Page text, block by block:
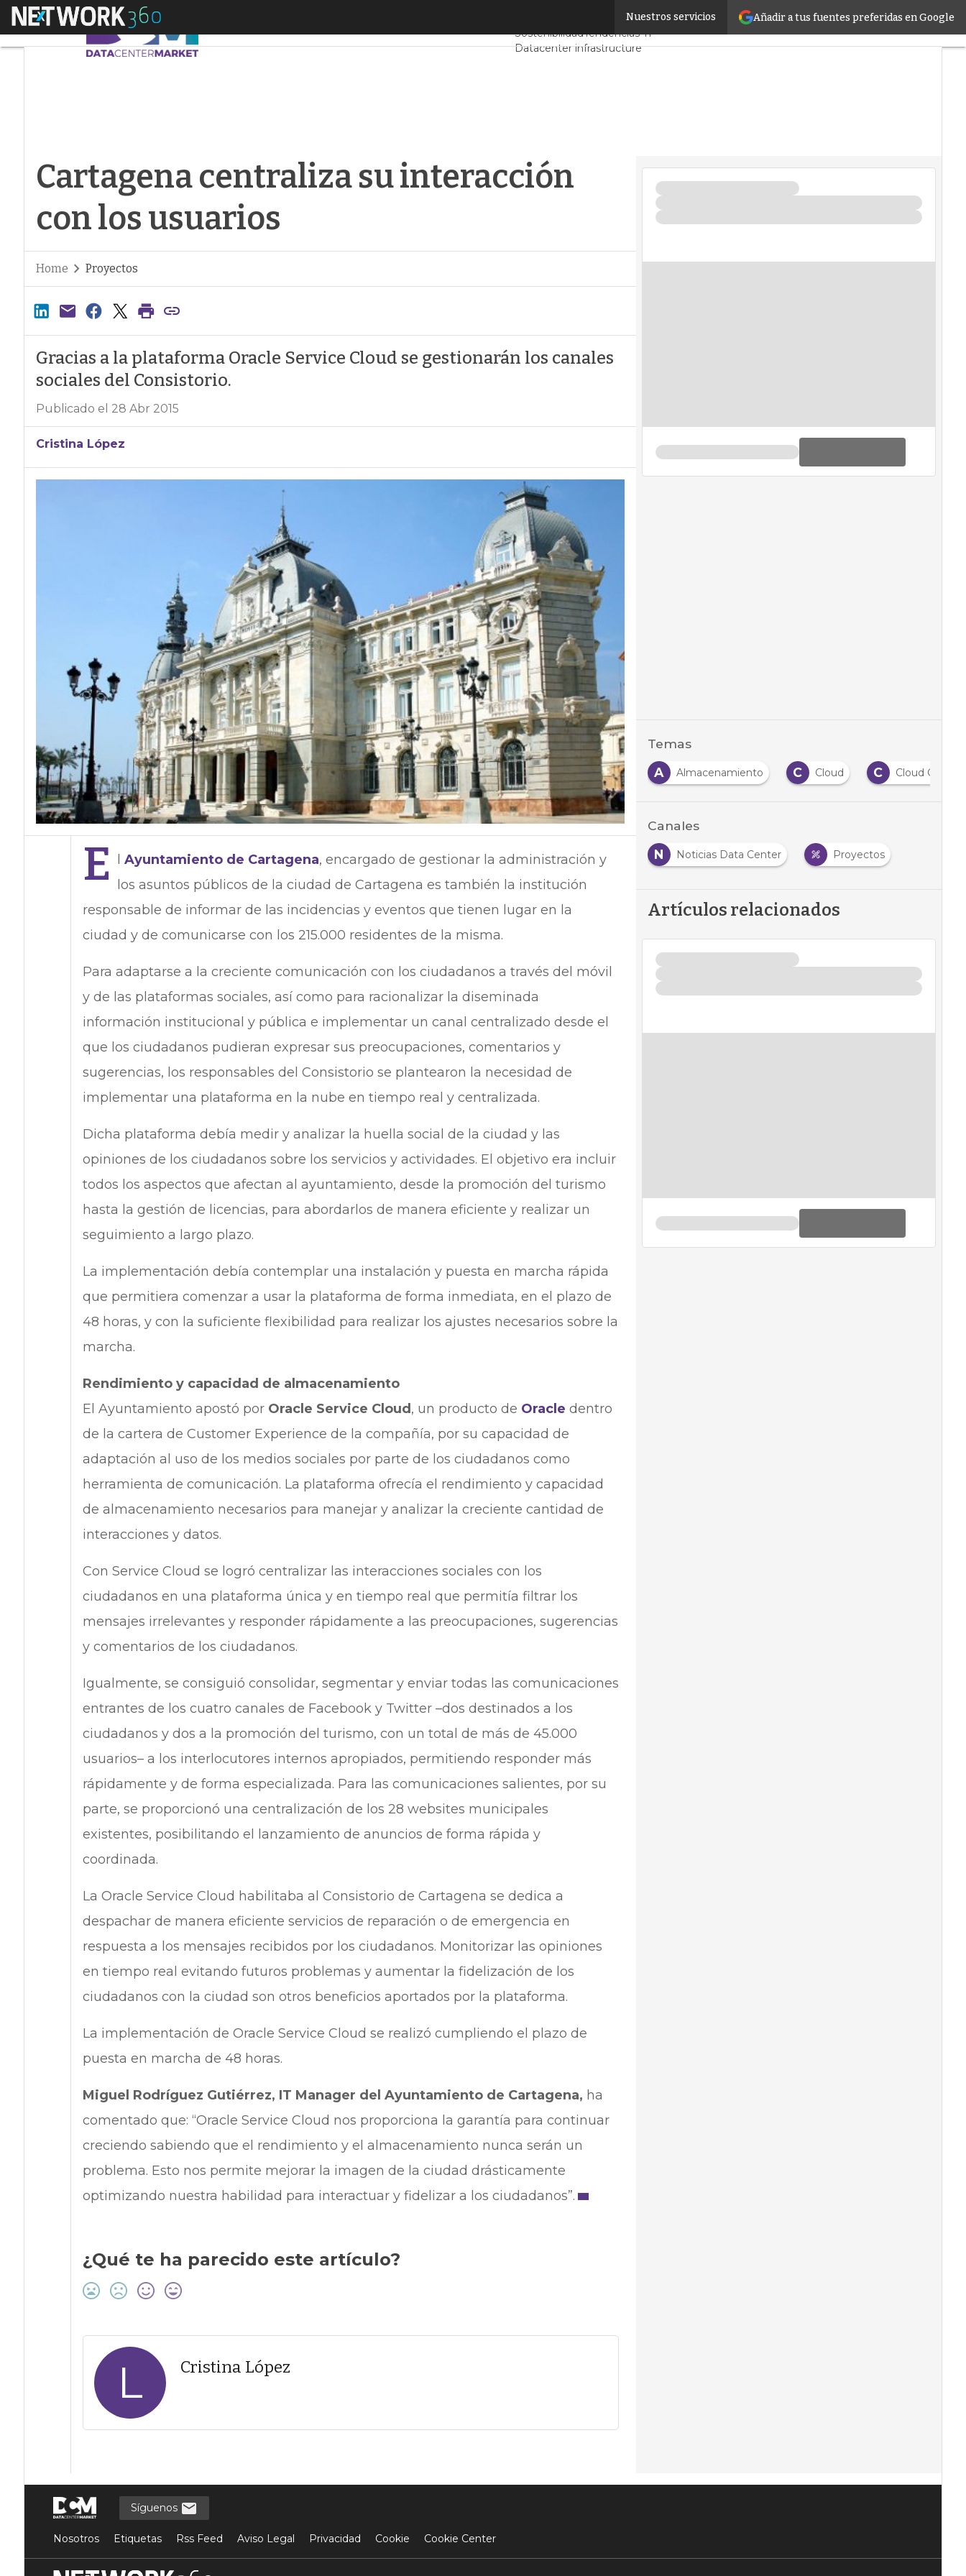
Añadir a tus fuentes preferidas en Google
Nuestros servicios
Menú Servidores CPD y MercadoProyectos
SostenibilidadTendencias TI
Datacenter infrastructure
Cartagena centraliza su interacción
con los usuarios
Home Proyectos
Gracias a la plataforma Oracle Service Cloud se gestionarán los canales
sociales del Consistorio.
Publicado el 28 Abr 2015
Cristina López
E Ayuntamiento de Cartagena, encargado de gestionar la administración y
los asuntos públicos de la ciudad de Cartagena es también la institución
responsable de informar de las incidencias y eventos que tienen lugar en la
ciudad y de comunicarse con los 215.000 residentes de la misma.
Para adaptarse a la creciente comunicación con los ciudadanos a través del móvil
y de las plataformas sociales, así como para racionalizar la diseminada
información institucional y pública e implementar un canal centralizado desde el
que los ciudadanos pudieran expresar sus preocupaciones, comentarios y
sugerencias, los responsables del Consistorio se plantearon la necesidad de
implementar una plataforma en la nube en tiempo real y centralizada.
Dicha plataforma debía medir y analizar la huella social de la ciudad y las
opiniones de los ciudadanos sobre los servicios y actividades. El objetivo era incluir
todos los aspectos que afectan al ayuntamiento, desde la promoción del turismo
hasta la gestión de licencias, para abordarlos de manera eficiente y realizar un
seguimiento a largo plazo.
La implementación debía contemplar una instalación y puesta en marcha rápida
que permitiera comenzar a usar la plataforma de forma inmediata, en el plazo de
48 horas, y con la suficiente flexibilidad para realizar los ajustes necesarios sobre la
marcha.
Rendimiento y capacidad de almacenamiento
El Ayuntamiento apostó por Oracle Service Cloud , un producto de Oracle dentro
de la cartera de Customer Experience de la compañía, por su capacidad de
adaptación al uso de los medios sociales por parte de los ciudadanos como
herramienta de comunicación. La plataforma ofrecía el rendimiento y capacidad
de almacenamiento necesarios para manejar y analizar la creciente cantidad de
interacciones y datos.
Con Service Cloud se logró centralizar las interacciones sociales con los
ciudadanos en una plataforma única y en tiempo real que permitía filtrar los
mensajes irrelevantes y responder rápidamente a las preocupaciones, sugerencias
y comentarios de los ciudadanos.
Igualmente, se consiguió consolidar, segmentar y enviar todas las comunicaciones
entrantes de los cuatro canales de Facebook y Twitter –dos destinados a los
ciudadanos y dos a la promoción del turismo, con un total de más de 45.000
usuarios– a los interlocutores internos apropiados, permitiendo responder más
rápidamente y de forma especializada. Para las comunicaciones salientes, por su
parte, se proporcionó una centralización de los 28 websites municipales
existentes, posibilitando el lanzamiento de anuncios de forma rápida y
coordinada.
La Oracle Service Cloud habilitaba al Consistorio de Cartagena se dedica a
despachar de manera eficiente servicios de reparación o de emergencia en
respuesta a los mensajes recibidos por los ciudadanos. Monitorizar las opiniones
en tiempo real evitando futuros problemas y aumentar la fidelización de los
ciudadanos con la ciudad son otros beneficios aportados por la plataforma.
La implementación de Oracle Service Cloud se realizó cumpliendo el plazo de
puesta en marcha de 48 horas.
Miguel Rodríguez Gutiérrez, IT Manager del Ayuntamiento de Cartagena, ha
comentado que: “Oracle Service Cloud nos proporciona la garantía para continuar
creciendo sabiendo que el rendimiento y el almacenamiento nunca serán un
problema. Esto nos permite mejorar la imagen de la ciudad drásticamente
optimizando nuestra habilidad para interactuar y fidelizar a los ciudadanos”.
¿Qué te ha parecido este artículo?
L Cristina López
Temas
A
Administración Pública A Almacenamiento C Cloud C Cloud
Canales
N
Noticias Data Center Proyectos
Artículos relacionados
Síguenos
Nosotros Etiquetas Rss Feed Aviso Legal Privacidad Cookie Cookie Center